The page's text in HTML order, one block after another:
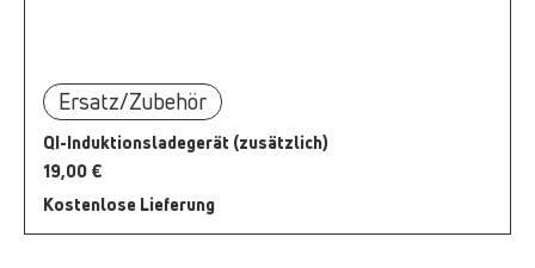
Ersatz/Zubehör
QI-Induktionsladegerät (zusätzlich)
Preis
19,00 €
Kostenlose Lieferung